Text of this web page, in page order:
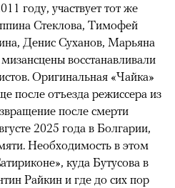
году, участвует тот же
Стеклова, Тимофей
Денис Суханов, Марьяна
восстанавливали
Оригинальная «Чайка»
после отъезда режиссера из
после смерти
2025 года в Болгарии,
Необходимость в этом
куда Бутусова в
Райкин и где до сих пор